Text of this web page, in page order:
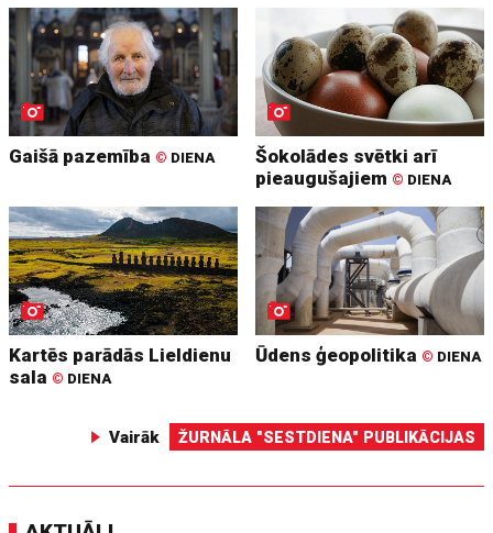
Gaišā pazemība © DIENA
Šokolādes svētki arī
pieaugušajiem © DIENA
Kartēs parādās Lieldienu
sala © DIENA
Ūdens ģeopolitika © DIENA
Vairāk ŽURNĀLA "SESTDIENA" PUBLIKĀCIJAS